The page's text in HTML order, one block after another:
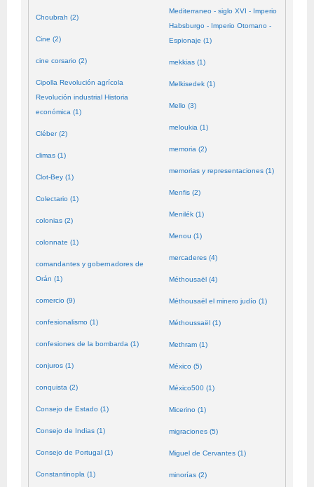
Choubrah (2)
Cine (2)
cine corsario (2)
Cipolla Revolución agrícola
Revolución industrial Historia
económica (1)
Cléber (2)
climas (1)
Clot-Bey (1)
Colectario (1)
colonias (2)
colonnate (1)
comandantes y gobernadores de
Orán (1)
comercio (9)
confesionalismo (1)
confesiones de la bombarda (1)
conjuros (1)
conquista (2)
Consejo de Estado (1)
Consejo de Indias (1)
Consejo de Portugal (1)
Constantinopla (1)
Mediterraneo - siglo XVI - Imperio
Habsburgo - Imperio Otomano -
Espionaje (1)
mekkias (1)
Melkisedek (1)
Mello (3)
meloukia (1)
memoria (2)
memorias y representaciones (1)
Menfis (2)
Menilék (1)
Menou (1)
mercaderes (4)
Méthousaël (4)
Méthousaël el minero judío (1)
Méthoussaël (1)
Methram (1)
México (5)
México500 (1)
Micerino (1)
migraciones (5)
Miguel de Cervantes (1)
minorías (2)